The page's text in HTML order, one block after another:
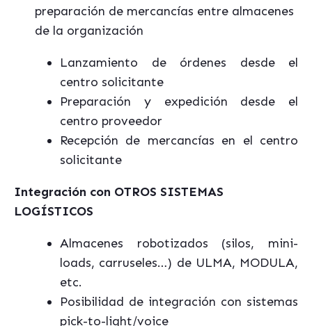
preparación de mercancías entre almacenes
de la organización
Lanzamiento de órdenes desde el
centro solicitante
Preparación y expedición desde el
centro proveedor
Recepción de mercancías en el centro
solicitante
Integración con OTROS SISTEMAS
LOGÍSTICOS
Almacenes robotizados (silos, mini-
loads, carruseles…) de ULMA, MODULA,
etc.
Posibilidad de integración con sistemas
pick-to-light/voice